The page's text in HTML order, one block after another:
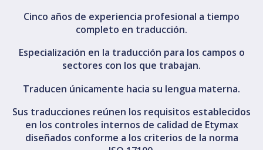
Cinco años de experiencia profesional a tiempo
completo en traducción.
Especialización en la traducción para los campos o
sectores con los que trabajan.
Traducen únicamente hacia su lengua materna.
Sus traducciones reúnen los requisitos establecidos
en los controles internos de calidad de Etymax
diseñados conforme a los criterios de la norma